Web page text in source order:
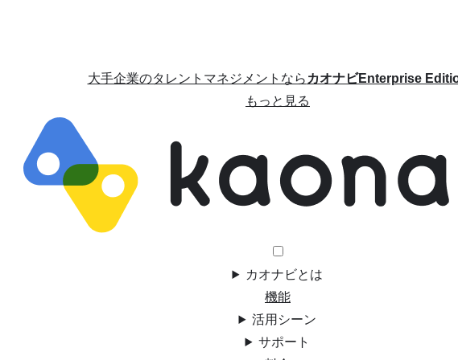
大手企業のタレントマネジメントならカオナビEnterprise
もっと見る
カオナビとは
機能
活用シーン
サポート